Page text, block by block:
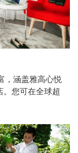
，涵盖雅高心悦
您可在全球超